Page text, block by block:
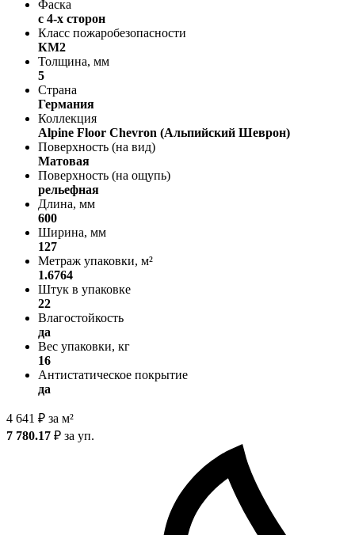
Фаска
с 4-х сторон
Класс пожаробезопасности
КМ2
Толщина, мм
5
Страна
Германия
Коллекция
Alpine Floor Chevron (Альпийский Шеврон)
Поверхность (на вид)
Матовая
Поверхность (на ощупь)
рельефная
Длина, мм
600
Ширина, мм
127
Метраж упаковки, м²
1.6764
Штук в упаковке
22
Влагостойкость
да
Вес упаковки, кг
16
Антистатическое покрытие
да
4 641 ₽ за м²
7 780.17 ₽ за уп.